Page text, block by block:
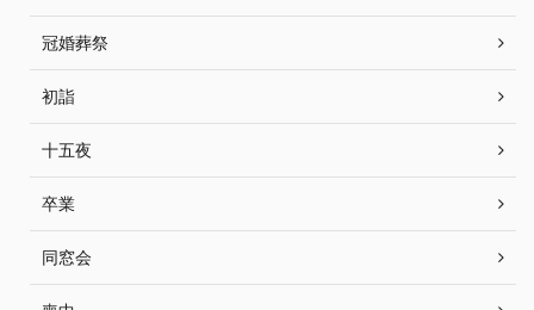
冠婚葬祭
初詣
十五夜
卒業
同窓会